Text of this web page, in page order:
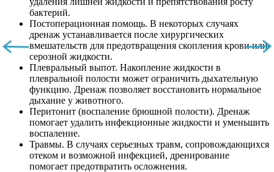
бактерий.
Постоперационная помощь. В некоторых случаях
дренаж устанавливается после хирургических
вмешательств для предотвращения скопления крови или
серозной жидкости.
Плевральный выпот. Накопление жидкости в
плевральной полости может ограничить дыхательную
функцию. Дренаж позволяет восстановить нормальное
дыхание у животного.
Перитонит (воспаление брюшной полости). Дренаж
помогает удалить инфекционные жидкости и уменьшить
воспаление.
Травмы. В случаях серьезных травм, сопровождающихся
отеком и возможной инфекцией, дренирование
помогает предотвратить осложнения.